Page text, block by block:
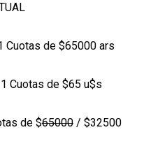
Cuotas de $65000 ars
Cuotas de $65 u$s
de $65000/ $32500